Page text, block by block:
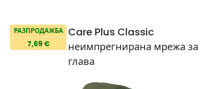
РАЗПРОДАЖБА
7,69 €
Care Plus Classic
неимпрегнирана мрежа за
глава